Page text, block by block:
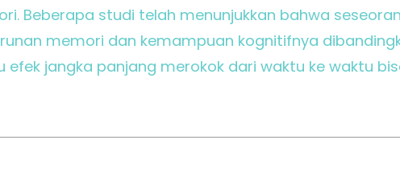
Beberapa studi telah menunjukkan bahwa
memori dan kemampuan kognitifnya
efek jangka panjang merokok dari waktu ke waktu